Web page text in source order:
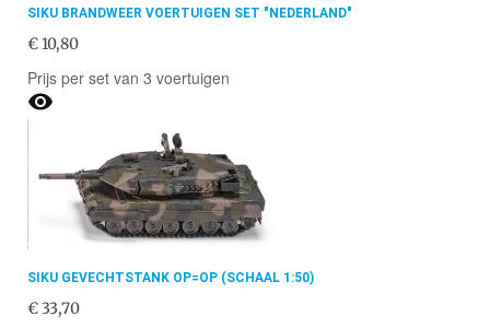
SIKU BRANDWEER VOERTUIGEN SET "NEDERLAND"
€ 10,80
Prijs per set van 3 voertuigen

SIKU GEVECHTSTANK OP=OP (SCHAAL 1:50)
€ 33,70